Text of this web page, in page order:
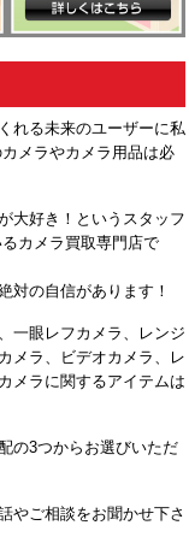
れる未来のユーザーに私
メラやカメラ用品は必
大好き！というスタッフ
カメラ買取専門店で
対の自信があります！
一眼レフカメラ、レンジ
メラ、ビデオカメラ、レ
メラに関するアイテムは
の3つからお選びいただ
やご相談をお聞かせ下さ